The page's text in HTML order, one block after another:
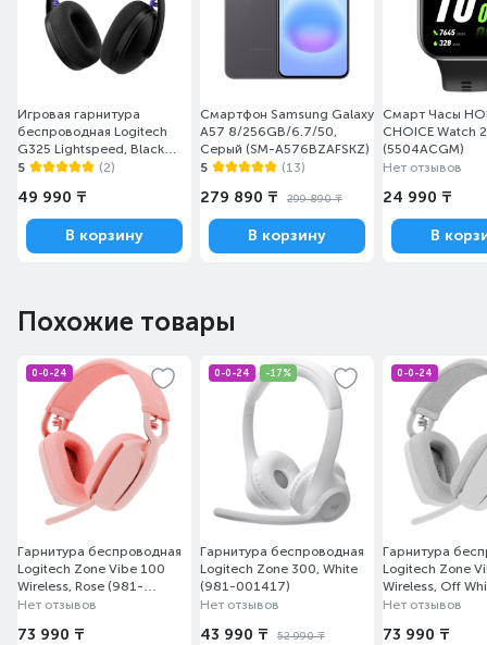
Игровая гарнитура
беспроводная Logitech
G325 Lightspeed, Black
(981-001524)
5 (2)
49 990 ₸
В корзину
Смартфон Samsung Galaxy
A57 8/256GB/6.7/50,
Серый (SM-A576BZAFSKZ)
5
(13)
279 890 ₸ 299 890 ₸
В корзину
Смарт Часы
CHOICE Watch
(5504ACGM)
Нет отзывов
24 990 ₸
В
Похожие товары
0-0-24
Гарнитура беспроводная
Logitech Zone Vibe 100
Wireless, Rose (981-
001224)
Нет отзывов
73 990 ₸
0-0-24 -17%
Гарнитура беспроводная
Logitech Zone 300, White
(981-001417)
Нет отзывов
43 990 ₸ 52 990 ₸
0-0-24
Гарнитура
Logitech Zone
Wireless, Off
001219)
Нет отзывов
73 990 ₸